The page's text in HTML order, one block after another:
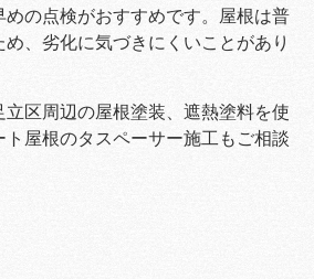
めの点検がおすすめです。屋根は普
、劣化に気づきにくいことがあり
区周辺の屋根塗装、遮熱塗料を使
ト屋根のタスペーサー施工もご相談